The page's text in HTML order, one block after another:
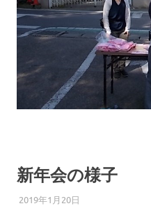
新年会の様子
2019年1月20日